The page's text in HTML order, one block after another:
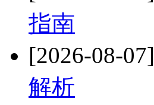
指南
[2026-08-07]
解析